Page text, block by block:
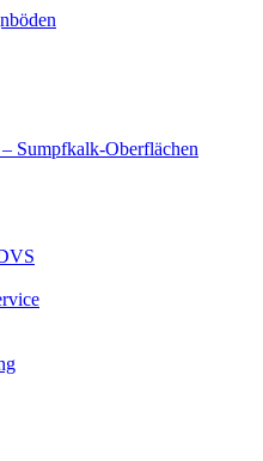
Sumpfkalk-Oberflächen